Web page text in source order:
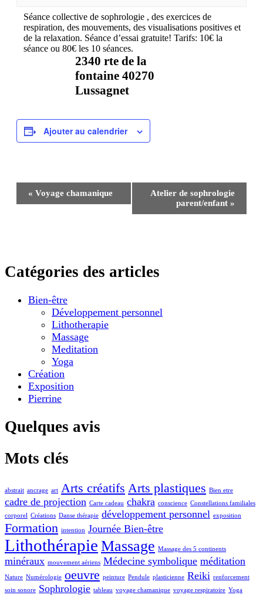
Séance collective de sophrologie , des exercices de
respiration, des mouvements, des visualisations positives et
de la relaxation. Séance d’essai gratuite! Tarifs: 10€ la
séance ou 80€ les 10 séances.
2340 rte de la
fontaine 40270
Lussagnet
Ajouter au calendrier
Navigation
Évènement
« Voyage chamanique
Atelier de sophrologie
parent/enfant »
Catégories des articles
Bien-être
Développement personnel
Lithotherapie
Massage
Meditation
Yoga
Création
Exposition
Pierrine
Quelques avis
Mots clés
abstrait ancrage art Arts créatifs Arts plastiques Bien etre
cadre de projection Carte cadeau chakra conscience Constellations familiales
corporel Créations Danse thérapie développement personnel exposition
Formation intention Journée Bien-être
Lithothérapie Massage Massage des 5 continents
minéraux mouvement aériens Médecine symbolique méditation
Nature Numérologie oeuvre peinture Pendule plasticienne Reiki renforcement
soin sonore Sophrologie tableau voyage chamanique voyage respiratoire Yoga